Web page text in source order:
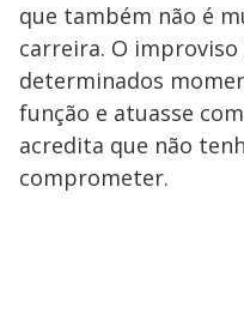
que também não é
carreira. O
determinados
função e atuasse
acredita que não
comprometer.